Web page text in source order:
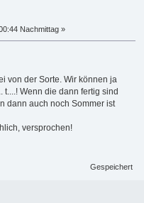
Nachmittag »
von der Sorte. Wir können ja
Wenn die dann fertig sind
dann auch noch Sommer ist
versprochen!
Gespeichert